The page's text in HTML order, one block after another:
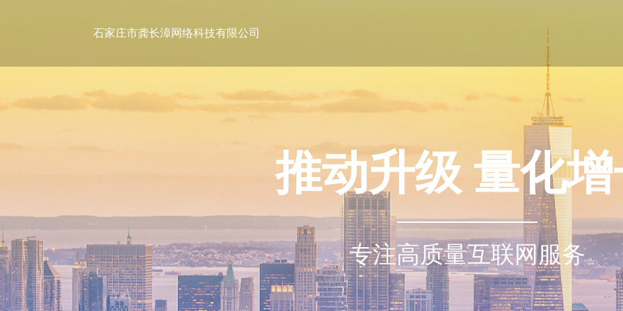
石家庄市龚长漳网络科技有限公司
推动升级 量化
专注高质量互联网服务